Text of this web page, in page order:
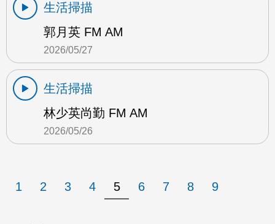
生活掃描
郭月英 FM AM
2026/05/27
生活掃描
林少英尚勤 FM AM
2026/05/26
1 2 3 4 5 6 7 8 9